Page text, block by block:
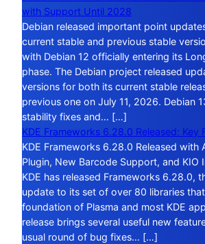
with Support Until 2028
Debian released important point
current stable and previous stable
with Debian 12 officially entering its
phase. The Debian project released
versions for both its current stable
previous one on July 11, 2026. Debian
stability fixes and… […]
KDE Frameworks 6.28.0 Released: Key
KDE Frameworks 6.28.0 Released with
Plugin, New Barcode Support, and KIO
KDE has released Frameworks 6.28.0,
update to its set of over 80 libraries
foundation of Plasma and most KDE
release brings several useful new
usual round of bug fixes… […]